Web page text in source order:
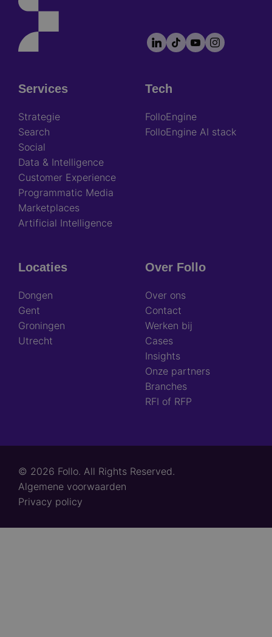
Footer
socials
LinkedIn
TikTokYouTubeInstagram
Footer
Services
Strategie
Search
Social
Data & Intelligence
Customer Experience
Programmatic Media
Marketplaces
Artificial Intelligence
Tech
FolloEngine
FolloEngine AI stack
Locaties
Dongen
Gent
Groningen
Utrecht
Over Follo
Over ons
Contact
Werken bij
Cases
Insights
Onze partners
Branches
RFI of RFP
© 2026 Follo. All Rights Reserved.
Footer
links
Algemene voorwaarden
Privacy policy